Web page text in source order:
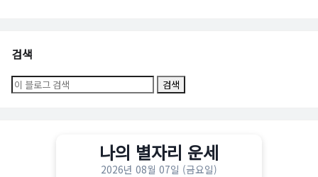
검색
나의 별자리 운세
2026년 08월 07일 (금요일)